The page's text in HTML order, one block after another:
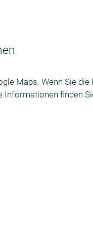
Maps. Wenn Sie
Informationen finden